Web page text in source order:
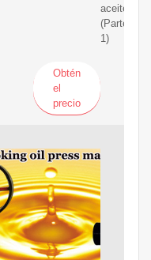
(Parte
1)
Obtén
el
precio